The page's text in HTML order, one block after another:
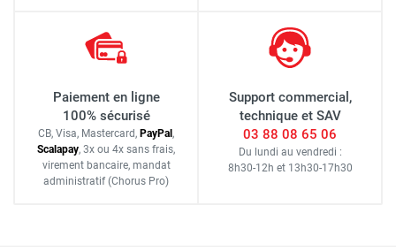
Paiement en ligne
100% sécurisé
CB, Visa, Mastercard, PayPal ,
Scalapay, 3x ou 4x sans frais,
virement bancaire, mandat
administratif (Chorus Pro)
Support commercial,
technique et SAV
03 88 08 65 06
Du lundi au vendredi :
8h30-12h et 13h30-17h30